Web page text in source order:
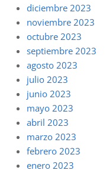
diciembre 2023
noviembre 2023
octubre 2023
septiembre 2023
agosto 2023
julio 2023
junio 2023
mayo 2023
abril 2023
marzo 2023
febrero 2023
enero 2023